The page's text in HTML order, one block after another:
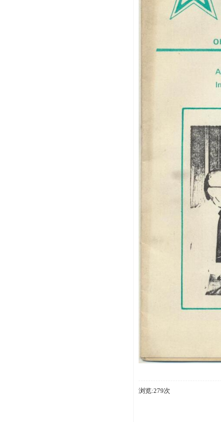
浏览:279次